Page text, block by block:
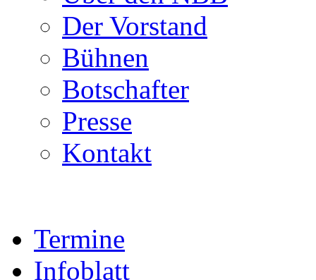
Der Vorstand
Bühnen
Botschafter
Presse
Kontakt
Termine
Infoblatt